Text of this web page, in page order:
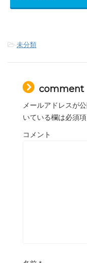
-未分類
comment
メールアドレスが
いている欄は必須
コメント